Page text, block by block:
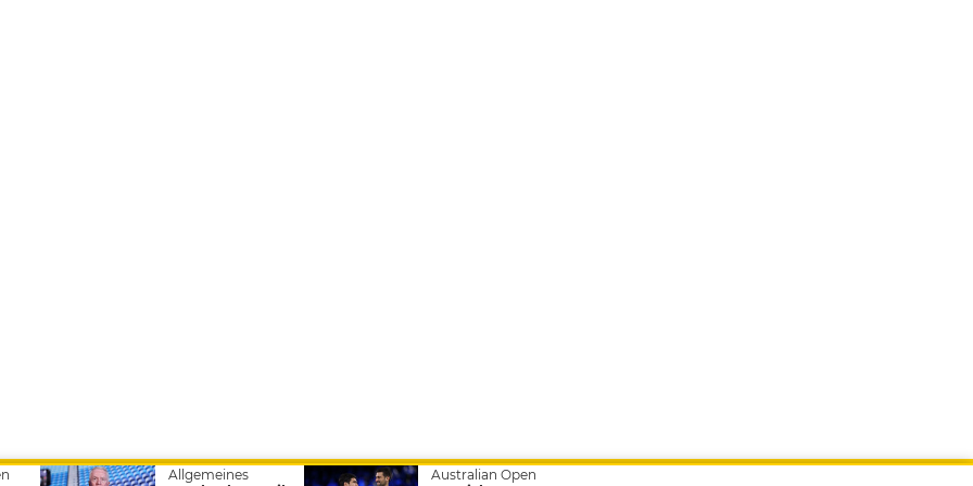
Allgemeines Australian Open